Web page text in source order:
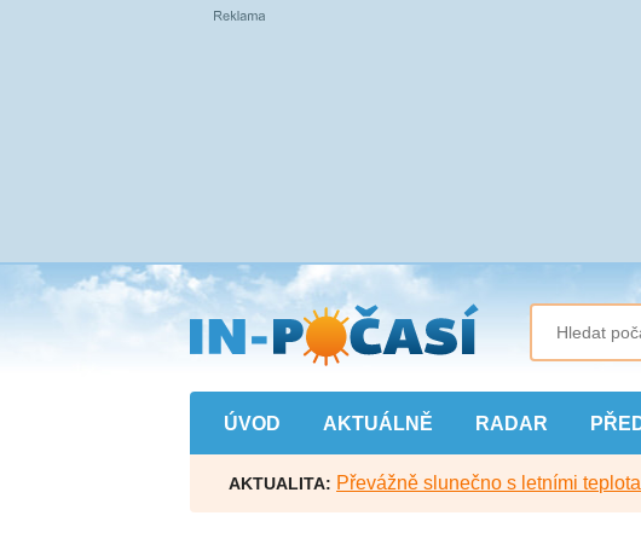
Přejít
na
hlavní
obsah
ÚVOD AKTUÁLNĚ RADAR
AKTUALITA: Převážně slunečno s letními